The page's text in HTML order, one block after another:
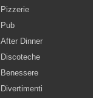
Pizzerie
Pub
After Dinner
Discoteche
Benessere
Divertimenti